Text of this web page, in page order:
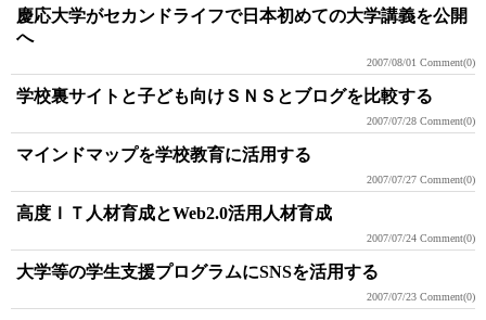
慶応大学がセカンドライフで日本初めての大学講義を公開
へ
2007/08/01 Comment(0)
学校裏サイトと子ども向けＳＮＳとブログを比較する
2007/07/28 Comment(0)
マインドマップを学校教育に活用する
2007/07/27 Comment(0)
高度ＩＴ人材育成とWeb2.0活用人材育成
2007/07/24 Comment(0)
大学等の学生支援プログラムにSNSを活用する
2007/07/23 Comment(0)